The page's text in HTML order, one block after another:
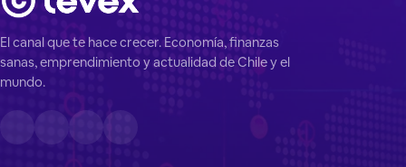
El canal que te hace crecer. Economía, finanzas
sanas, emprendimiento y actualidad de Chile y el
mundo.